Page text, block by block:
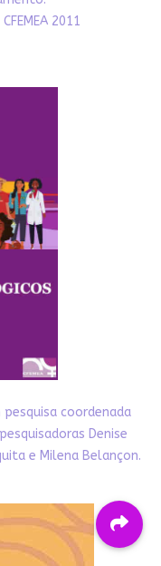
2011
coordenada
Denise
e Milena Belançon.